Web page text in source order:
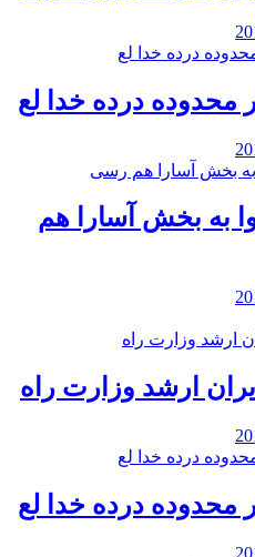
محدوده درده خدا لع
به بخش آسارا هم
ارشد وزارت راه
محدوده درده خدا لع